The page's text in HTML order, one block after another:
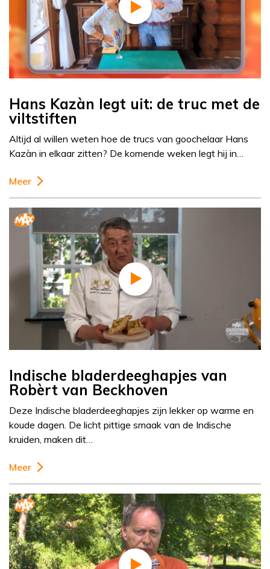
Hans Kazàn legt uit: de truc met de
viltstiften
Altijd al willen weten hoe de trucs van goochelaar Hans
Kazàn in elkaar zitten? De komende weken legt hij in…
Meer
Indische bladerdeeghapjes van
Robèrt van Beckhoven
Deze Indische bladerdeeghapjes zijn lekker op warme en
koude dagen. De licht pittige smaak van de Indische
kruiden, maken dit…
Meer